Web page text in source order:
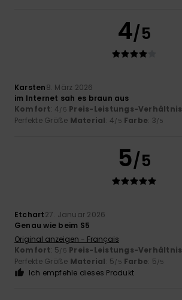
4/5
Karsten8. März 2026
im Internet sah es braun aus
Komfort: 4/5 Preis-Leistungs-Verhältnis
Perfekte Größe Material: 4/5 Farbe: 3/5
5/5
Etchart27. Januar 2026
Genau wie beim S5
Original anzeigen - Français
Komfort: 5/5 Preis-Leistungs-Verhältnis
Perfekte Größe Material: 5/5 Farbe: 5/5
Ich empfehle dieses Produkt